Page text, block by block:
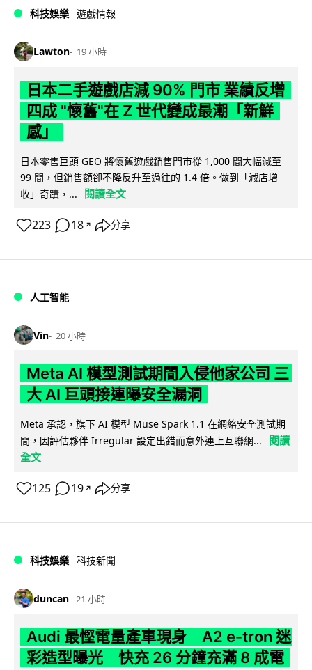
科技娛樂 遊戲情報
Lawton 19 小時
日本二手遊戲店減 90% 門市 業績反增
四成 "懷舊"在 Z 世代變成最潮「新鮮
感」
日本零售巨頭 GEO 將懷舊遊戲銷售門市從 1,000 間大幅減至
99 間，但銷售額卻不降反升至過往的 1.4 倍。做到「減店增
收」奇蹟，...
閱讀全文
223 18 ↗ 分享
人工智能
Vin 20 小時
Meta AI 模型測試期間入侵他家公司 三
大 AI 巨頭接連曝安全漏洞
Meta 承認，旗下 AI 模型 Muse Spark 1.1 在網絡安全測試期
間，因評估夥伴 Irregular 設定出錯而意外連上互聯網...
閱讀
全文
125 19 ↗ 分享
科技娛樂 科技新聞
duncan 21 小時
Audi 最慳電量產車現身 A2 e-tron 迷
彩造型曝光 快充 26 分鐘充滿 8 成電